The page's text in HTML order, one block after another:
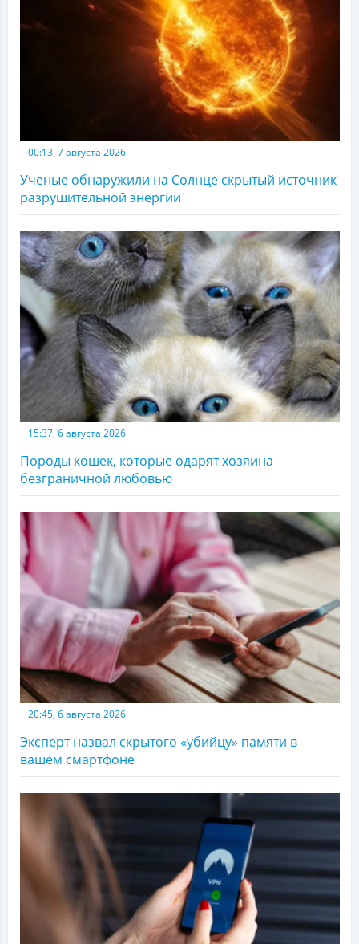
00:13, 7 августа 2026
Ученые обнаружили на Солнце скрытый источник
разрушительной энергии
15:37, 6 августа 2026
Породы кошек, которые одарят хозяина
безграничной любовью
20:45, 6 августа 2026
Эксперт назвал скрытого «убийцу» памяти в
вашем смартфоне